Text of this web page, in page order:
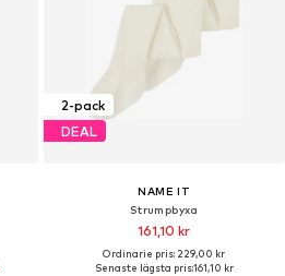
2-pack
DEAL
NAME IT
Strumpbyxa
161,10 kr
Ordinarie pris: 229,00 kr
Senaste lägsta pris:161,10 kr